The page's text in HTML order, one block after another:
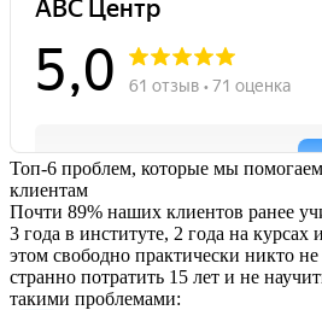
Топ-6 проблем, которые мы
клиентам
Почти 89% наших клиентов ранее
3 года в институте, 2 года на
этом свободно практически никто не
странно потратить 15 лет и не
такими проблемами: